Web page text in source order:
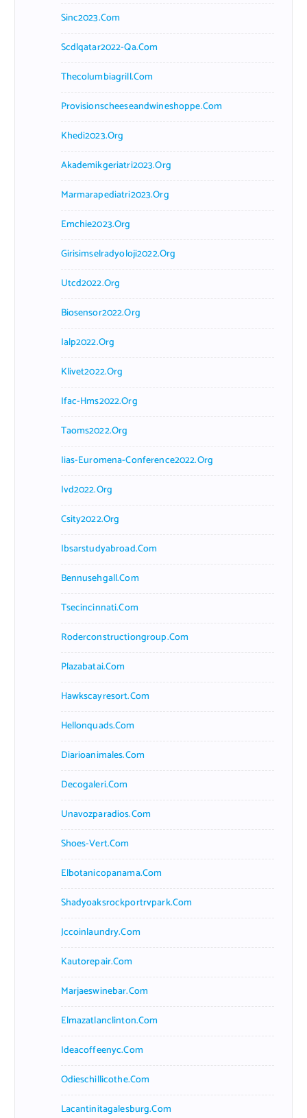
Sinc2023.com
Scdlqatar2022-Qa.com
Thecolumbiagrill.com
Provisionscheeseandwineshoppe.com
Khedi2023.org
Akademikgeriatri2023.org
Marmarapediatri2023.org
Emchie2023.org
Girisimselradyoloji2022.org
Utcd2022.org
Biosensor2022.org
Ialp2022.org
Klivet2022.org
Ifac-Hms2022.org
Taoms2022.org
Iias-Euromena-Conference2022.org
Ivd2022.org
Csity2022.org
Ibsarstudyabroad.com
Bennusehgall.com
Tsecincinnati.com
Roderconstructiongroup.com
Plazabatai.com
Hawkscayresort.com
Hellonquads.com
Diarioanimales.com
Decogaleri.com
Unavozparadios.com
Shoes-Vert.com
Elbotanicopanama.com
Shadyoaksrockportrvpark.com
Jccoinlaundry.com
Kautorepair.com
Marjaeswinebar.com
Elmazatlanclinton.com
Ideacoffeenyc.com
Odieschillicothe.com
Lacantinitagalesburg.com